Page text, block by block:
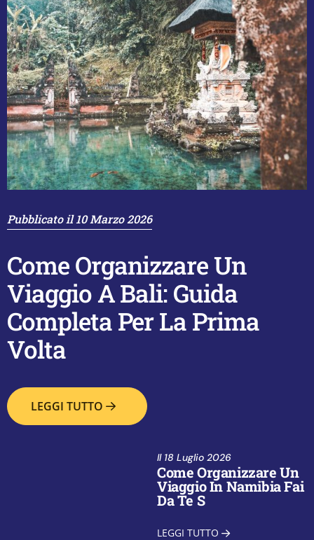
Pubblicato il10 Marzo 2026
Come Organizzare Un
Viaggio A Bali: Guida
Completa Per La Prima
Volta
LEGGI TUTTO
Il18 Luglio 2026
Come Organizzare Un
Viaggio In Namibia Fai
Da Te S
LEGGI TUTTO